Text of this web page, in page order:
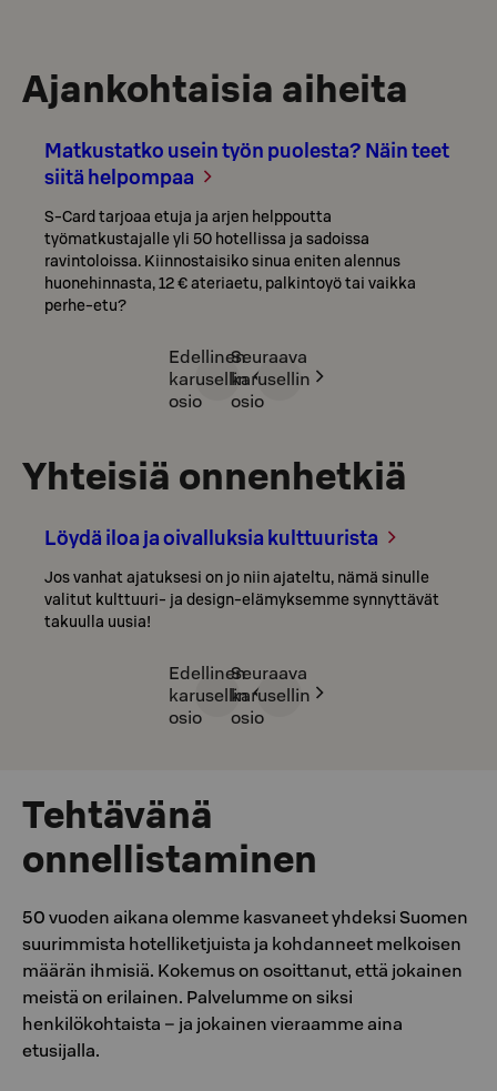
Ajankohtaisia aiheita
Matkustatko usein työn puolesta? Näin teet
siitä helpompaa
S-Card tarjoaa etuja ja arjen helppoutta
työmatkustajalle yli 50 hotellissa ja sadoissa
ravintoloissa. Kiinnostaisiko sinua eniten alennus
huonehinnasta, 12 € ateriaetu, palkintoyö tai vaikka
perhe-etu?
Edellinen
karusellin
osio
Seuraava
karusellin
osio
Yhteisiä onnenhetkiä
Löydä iloa ja oivalluksia kulttuurista
Jos vanhat ajatuksesi on jo niin ajateltu, nämä sinulle
valitut kulttuuri- ja design-elämyksemme synnyttävät
takuulla uusia!
Edellinen
karusellin
osio
Seuraava
karusellin
osio
Tehtävänä
onnellistaminen
50 vuoden aikana olemme kasvaneet yhdeksi Suomen
suurimmista hotelliketjuista ja kohdanneet melkoisen
määrän ihmisiä. Kokemus on osoittanut, että jokainen
meistä on erilainen. Palvelumme on siksi
henkilökohtaista – ja jokainen vieraamme aina
etusijalla.